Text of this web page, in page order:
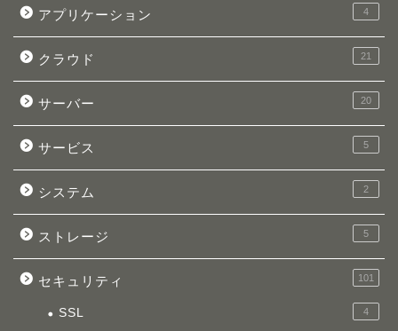
アプリケーション 4
クラウド 21
サーバー 20
サービス 5
システム 2
ストレージ 5
セキュリティ 101
SSL 4